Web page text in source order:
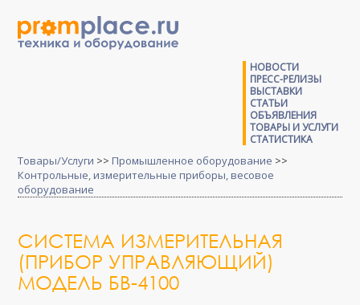
НОВОСТИ
ПРЕСС-РЕЛИЗЫ
ВЫСТАВКИ
СТАТЬИ
ОБЪЯВЛЕНИЯ
ТОВАРЫ И УСЛУГИ
СТАТИСТИКА
Товары/Услуги >> Промышленное оборудование >>
Контрольные, измерительные приборы, весовое
оборудование
СИСТЕМА ИЗМЕРИТЕЛЬНАЯ
(ПРИБОР УПРАВЛЯЮЩИЙ)
МОДЕЛЬ БВ-4100